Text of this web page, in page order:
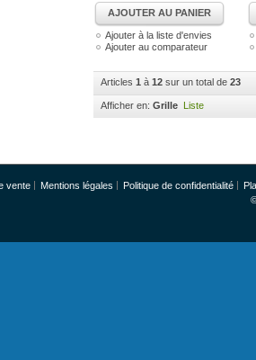
AJOUTER AU PANIER
Ajouter à la liste d'envies
Ajouter au comparateur
Articles 1 à 12 sur un total de 23
Afficher en: Grille Liste
vente Mentions légales Politique de confidentialité